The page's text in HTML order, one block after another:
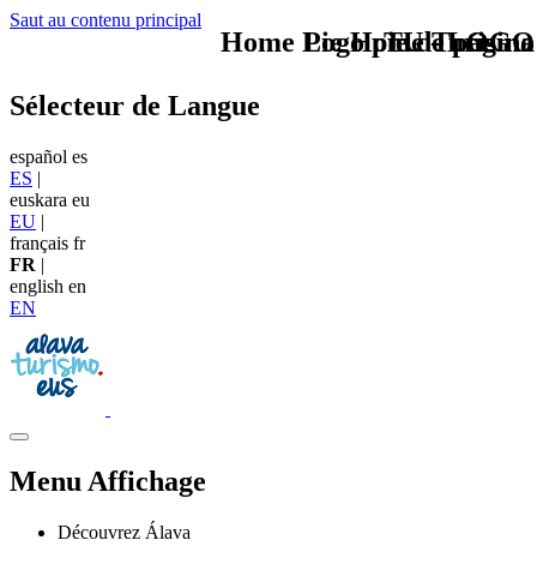
Saut au contenu principal
TU - LOGO
Sélecteur de Langue
español es
ES |
euskara eu
EU |
français fr
FR |
english en
EN
Menu Affichage
Découvrez Álava
Home Logo pie de página
Pie Home Turismo